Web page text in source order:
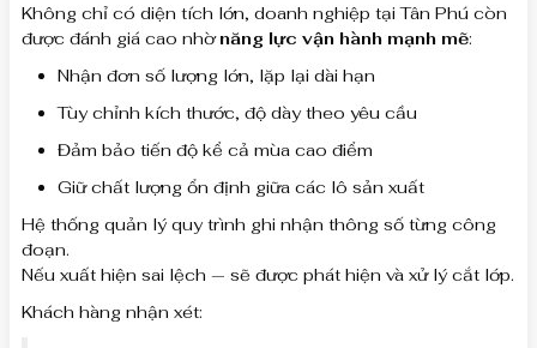
Không chỉ có diện tích lớn, doanh nghiệp tại Tân Phú còn
được đánh giá cao nhờnăng lực vận hành mạnh mẽ:
Nhận đơn số lượng lớn, lặp lại dài hạn
Tùy chỉnh kích thước, độ dày theo yêu cầu
Đảm bảo tiến độ kể cả mùa cao điểm
Giữ chất lượng ổn định giữa các lô sản xuất
Hệ thống quản lý quy trình ghi nhận thông số từng công
đoạn.
Nếu xuất hiện sai lệch — sẽ được phát hiện và xử lý cắt lớp.
Khách hàng nhận xét: